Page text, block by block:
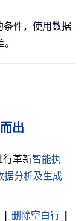
件，使用数据
出
行革新智能执
据分析及生成
删除空白行